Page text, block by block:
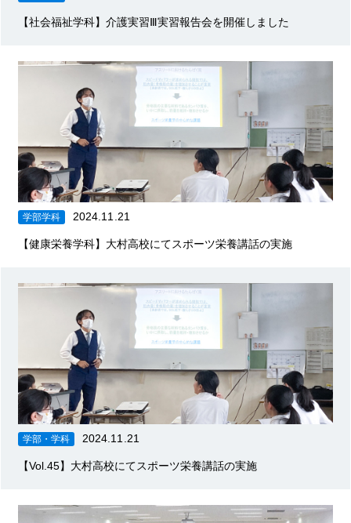
【社会福祉学科】介護実習Ⅲ実習報告会を開催しました
学部学科 2024.11.21
【健康栄養学科】大村高校にてスポーツ栄養講話の実施
学部・学科 2024.11.21
【Vol.45】大村高校にてスポーツ栄養講話の実施